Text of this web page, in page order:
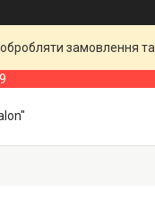
замовлення